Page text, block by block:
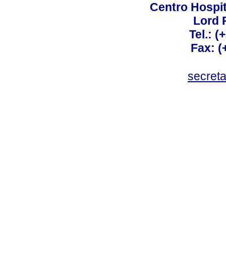
Centro
Lord
Tel.:
Fax: